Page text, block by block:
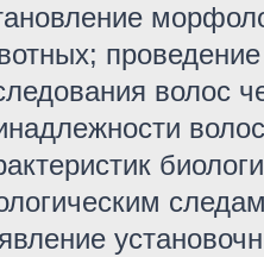
волос